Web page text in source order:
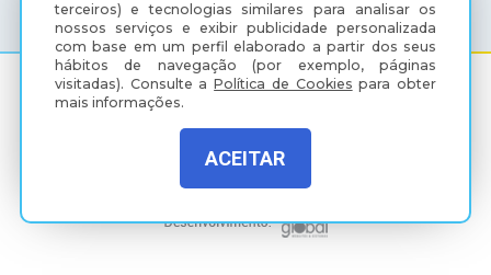
terceiros) e tecnologias similares para analisar os
nossos serviços e exibir publicidade personalizada
com base em um perfil elaborado a partir dos seus
hábitos de navegação (por exemplo, páginas
visitadas). Consulte aPolítica de Cookies para obter
mais informações.
ACEITAR
Política de Privacidade